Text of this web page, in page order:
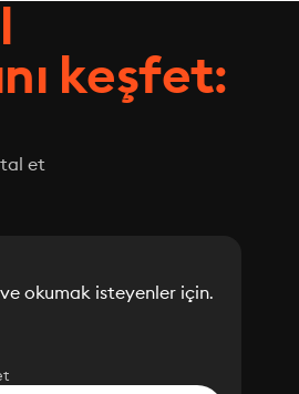
keşfet:
et
ve okumak isteyenler için.